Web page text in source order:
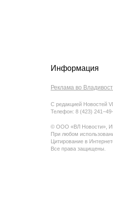
Информация
Реклама во
С редакцией Новостей
Телефон: 8 (423)
© ООО «ВЛ Новости»,
При любом
Цитирование в
Все права защищены.